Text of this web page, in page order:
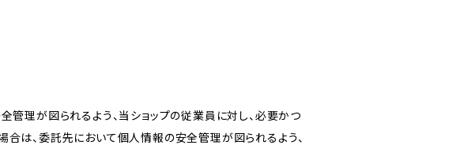
管理が図られるよう、当ショップの従業員に対し、必要かつ
は、委託先において個人情報の安全管理が図られるよう、